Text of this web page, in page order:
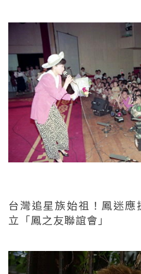
台灣追星族始祖！鳳迷
立「鳳之友聯誼會」